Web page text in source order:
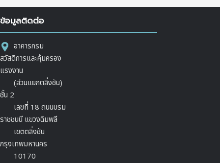
ข้อมูลติดต่อ
อาคารกรม
สวัสดิการและคุ้มครอง
แรงงาน
(ส่วนแยกตลิ่งชัน)
ชั้น 2
เลขที่ 18 ถนนบรม
ราชชนนี แขวงฉิมพลี
เขตตลิ่งชัน
กรุงเทพมหานคร
10170